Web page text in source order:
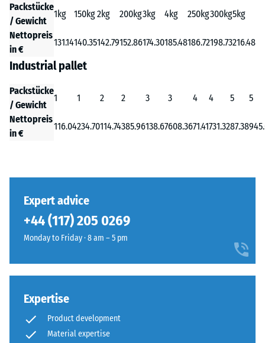
Packstücke
/ Gewicht
1kg 150kg2kg 200kg3kg 4kg 250kg300kg5kg
Nettopreis
in €
131.14140.35142.79152.86174.30185.48186.72198.73216.48
Industrial pallet
Packstücke
/ Gewicht
1 1 2 2 3 3 4 4 5
5
Nettopreis
in €
116.04234.70114.74385.96138.67608.3671.41731.3287.38
Expert advice
+44 (117) 205 0269
Monday to Friday · 8 am – 5 pm
Expertise
Product development
Material expertise